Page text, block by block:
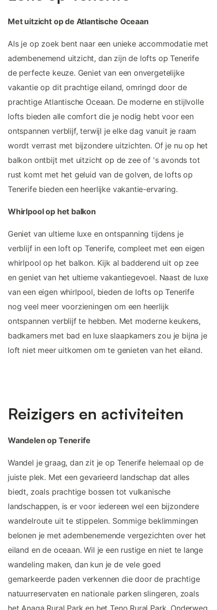
Met uitzicht op de Atlantische Oceaan
Als je op zoek bent naar een unieke accommodatie met
adembenemend uitzicht, dan zijn de lofts op Tenerife
de perfecte keuze. Geniet van een onvergetelijke
vakantie op dit prachtige eiland, omringd door de
prachtige Atlantische Oceaan. De moderne en stijlvolle
lofts bieden alle comfort die je nodig hebt voor een
ontspannen verblijf, terwijl je elke dag vanuit je raam
wordt verrast met bijzondere uitzichten. Of je nu op het
balkon ontbijt met uitzicht op de zee of 's avonds tot
rust komt met het geluid van de golven, de lofts op
Tenerife bieden een heerlijke vakantie-ervaring.
Whirlpool op het balkon
Geniet van ultieme luxe en ontspanning tijdens je
verblijf in een loft op Tenerife, compleet met een eigen
whirlpool op het balkon. Kijk al badderend uit op zee
en geniet van het ultieme vakantiegevoel. Naast de luxe
van een eigen whirlpool, bieden de lofts op Tenerife
nog veel meer voorzieningen om een heerlijk
ontspannen verblijf te hebben. Met moderne keukens,
badkamers met bad en luxe slaapkamers zou je bijna je
loft niet meer uitkomen om te genieten van het eiland.
Reizigers en activiteiten
Wandelen op Tenerife
Wandel je graag, dan zit je op Tenerife helemaal op de
juiste plek. Met een gevarieerd landschap dat alles
biedt, zoals prachtige bossen tot vulkanische
landschappen, is er voor iedereen wel een bijzondere
wandelroute uit te stippelen. Sommige beklimmingen
belonen je met adembenemende vergezichten over het
eiland en de oceaan. Wil je een rustige en niet te lange
wandeling maken, dan kun je de vele goed
gemarkeerde paden verkennen die door de prachtige
natuurreservaten en nationale parken slingeren, zoals
het Anaga Rural Park en het Teno Rural Park. Onderweg